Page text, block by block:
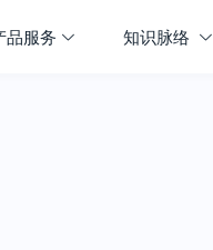
品服务 知识脉络